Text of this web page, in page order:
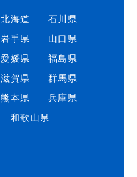
北海道
石川県
岩手県
山口県
愛媛県
福島県
滋賀県
群馬県
熊本県
兵庫県
和歌山県